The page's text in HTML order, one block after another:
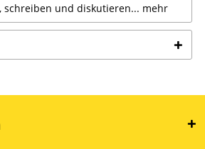
schreiben und diskutieren... mehr